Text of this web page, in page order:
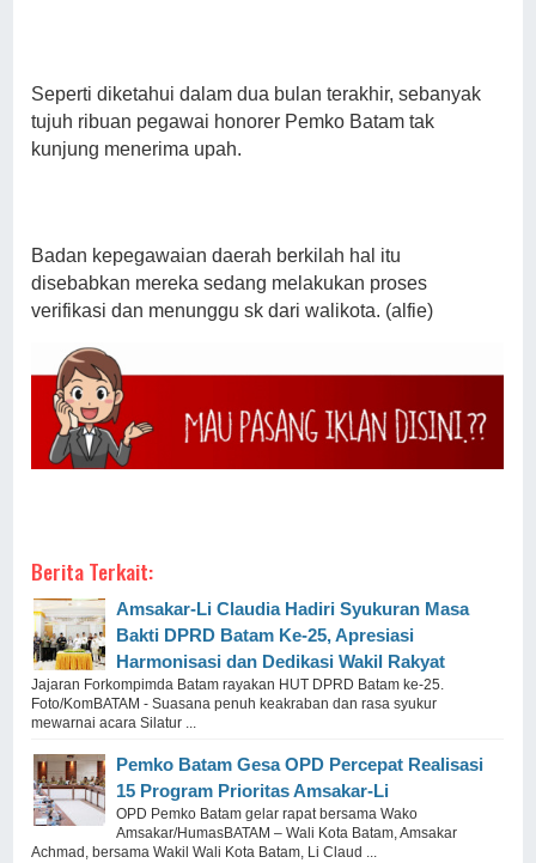
Seperti diketahui dalam dua bulan terakhir, sebanyak
tujuh ribuan pegawai honorer Pemko Batam tak
kunjung menerima upah.
Badan kepegawaian daerah berkilah hal itu
disebabkan mereka sedang melakukan proses
verifikasi dan menunggu sk dari walikota. (alfie)
Berita Terkait:
Amsakar-Li Claudia Hadiri Syukuran Masa
Bakti DPRD Batam Ke-25, Apresiasi
Harmonisasi dan Dedikasi Wakil Rakyat
Jajaran Forkompimda Batam rayakan HUT DPRD Batam ke-25.
Foto/KomBATAM - Suasana penuh keakraban dan rasa syukur
mewarnai acara Silatur ...
Pemko Batam Gesa OPD Percepat Realisasi
15 Program Prioritas Amsakar-Li
OPD Pemko Batam gelar rapat bersama Wako
Amsakar/HumasBATAM – Wali Kota Batam, Amsakar
Achmad, bersama Wakil Wali Kota Batam, Li Claud ...